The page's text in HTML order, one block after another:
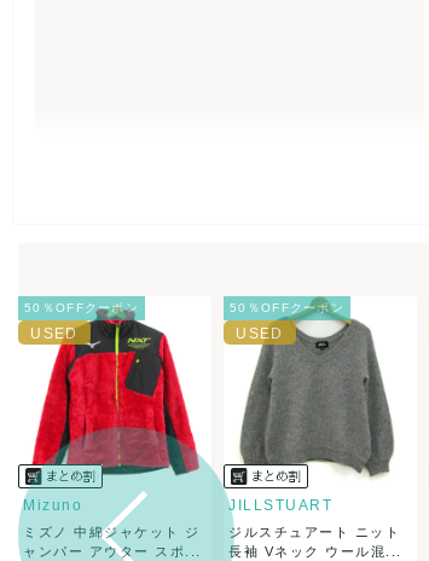
決済方法
出荷
50％OFFクーポン
Mizuno
ミズノ 中綿ジャケット ジ
ャンパー アウター スポ...
50％OFFクーポン
JILLSTUART
ジルスチュアート ニット
長袖 Vネック ウール混...